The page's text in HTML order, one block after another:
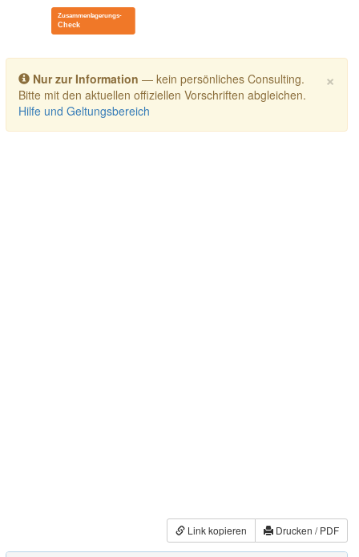
Toggle navigation
×
Nur zur Information — kein persönliches Consulting.
Bitte mit den aktuellen offiziellen Vorschriften abgleichen.
Hilfe und Geltungsbereich
Link kopieren Drucken / PDF